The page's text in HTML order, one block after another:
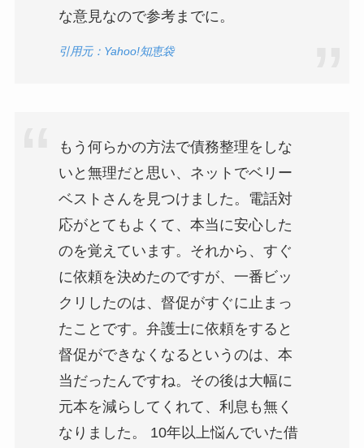
な意見なので参考までに。
引用元：Yahoo!知恵袋
もう何らかの方法で債務整理をしな
いと無理だと思い、ネットでベリー
ベストさんを見つけました。電話対
応がとてもよくて、本当に安心した
のを覚えています。それから、すぐ
に依頼を決めたのですが、一番ビッ
クリしたのは、督促がすぐに止まっ
たことです。弁護士に依頼をすると
督促ができなくなるというのは、本
当だったんですね。その後は大幅に
元本を減らしてくれて、利息も無く
なりました。 10年以上悩んでいた借